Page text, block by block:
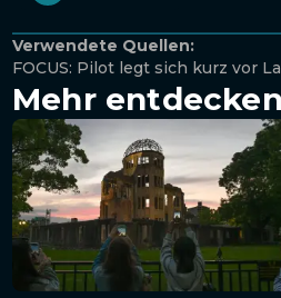
Verwendete Quellen:
FOCUS: Pilot legt sich kurz vor
Mehr entdecken